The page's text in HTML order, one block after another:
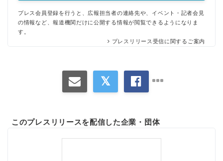
プレス会員登録を行うと、広報担当者の連絡先や、イベント・記者会見
の情報など、報道機関だけに公開する情報が閲覧できるようになりま
す。
プレスリリース受信に関するご案内
このプレスリリースを配信した企業・団体